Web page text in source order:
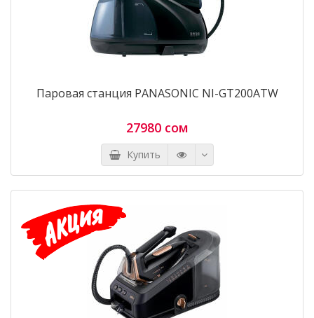
Паровая станция PANASONIC NI-GT200ATW
27980 сом
Купить